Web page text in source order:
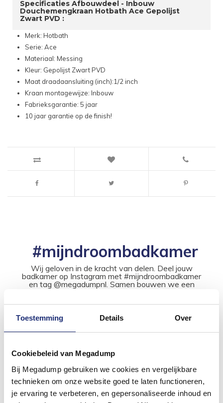
Toestemming Details Over
Cookiebeleid van Megadump
Bij Megadump gebruiken we cookies en vergelijkbare
technieken om onze website goed te laten functioneren,
je ervaring te verbeteren, en gepersonaliseerde inhoud en
Specificaties Afbouwdeel - Inbouw
Douchemengkraan Hotbath Ace Gepolijst
Zwart PVD :
Merk: Hotbath
Serie: Ace
Materiaal: Messing
Kleur: Gepolijst Zwart PVD
Maat draadaansluiting (inch):1/2 inch
Kraan montagewijze: Inbouw
Fabrieksgarantie: 5 jaar
10 jaar garantie op de finish!
#mijndroombadkamer
Wij geloven in de kracht van delen. Deel jouw
badkamer op Instagram met #mijndroombadkamer
en tag @megadumpnl. Samen bouwen we een